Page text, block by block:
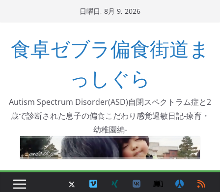
日曜日, 8月 9, 2026
食卓ゼブラ偏食街道ま
っしぐら
Autism Spectrum Disorder(ASD)自閉スペクトラム症と2
歳で診断された息子の偏食こだわり感覚過敏日記-療育・
幼稚園編-